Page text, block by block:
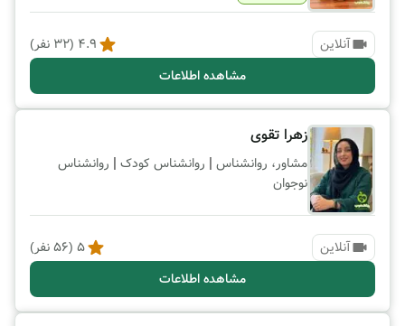
آنلاین 4.9
(
32 نفر)
مشاهده اطلاعات
زهرا تقوی
مشاور، روانشناس | روانشناس کودک | روانشناس
نوجوان
آنلاین 5
(
56نفر)
مشاهده اطلاعات